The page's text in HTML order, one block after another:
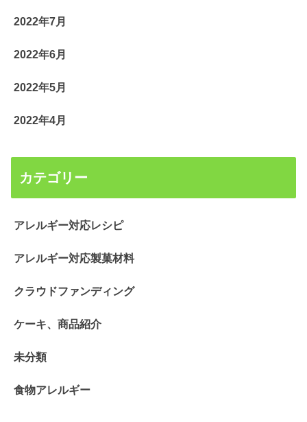
2022年7月
2022年6月
2022年5月
2022年4月
カテゴリー
アレルギー対応レシピ
アレルギー対応製菓材料
クラウドファンディング
ケーキ、商品紹介
未分類
食物アレルギー